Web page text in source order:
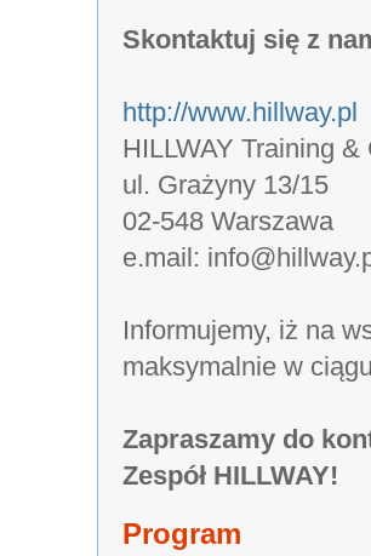
Skontaktuj się z
http://www.hillway.pl
HILLWAY Training
ul. Grażyny 13/15
02-548 Warszawa
e.mail:
Informujemy, iż na
maksymalnie w
Zapraszamy do
Zespół HILLWAY!
Program